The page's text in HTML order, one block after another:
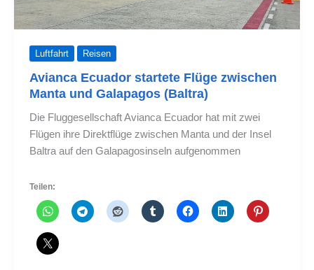
Luftfahrt Reisen
Avianca Ecuador startete Flüge zwischen
Manta und Galapagos (Baltra)
Die Fluggesellschaft Avianca Ecuador hat mit zwei
Flügen ihre Direktflüge zwischen Manta und der Insel
Baltra auf den Galapagosinseln aufgenommen
Teilen: